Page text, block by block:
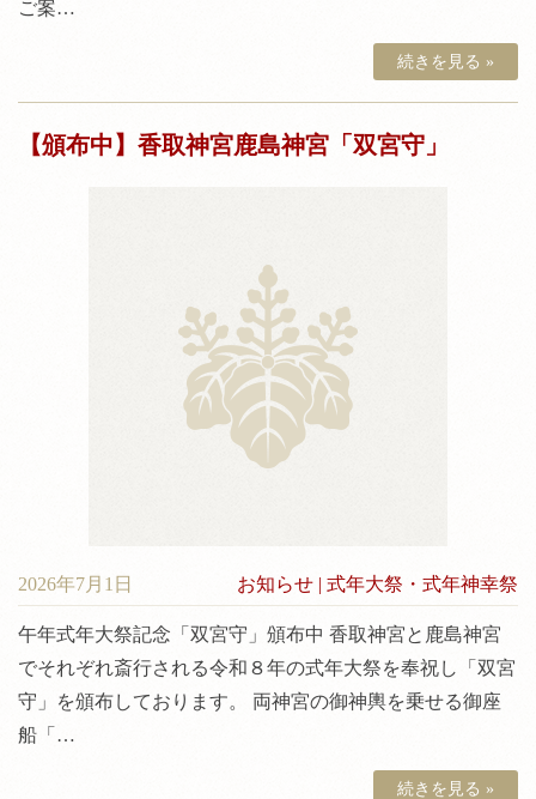
ご案…
続きを見る »
【頒布中】香取神宮鹿島神宮「双宮守」
2026年7月1日 お知らせ | 式年大祭・式年神幸祭
午年式年大祭記念「双宮守」頒布中 香取神宮と鹿島神宮
でそれぞれ斎行される令和８年の式年大祭を奉祝し「双宮
守」を頒布しております。 両神宮の御神輿を乗せる御座
船「…
続きを見る »